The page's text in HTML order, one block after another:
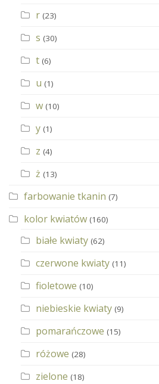
r (23)
s (30)
t (6)
u (1)
w (10)
y (1)
z (4)
ż (13)
farbowanie tkanin (7)
kolor kwiatów (160)
białe kwiaty (62)
czerwone kwiaty (11)
fioletowe (10)
niebieskie kwiaty (9)
pomarańczowe (15)
różowe (28)
zielone (18)